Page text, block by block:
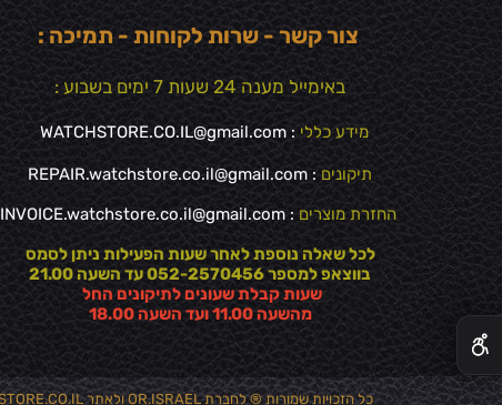
צור קשר - שרות לקוחות - תמיכה :
באימייל מענה 24 שעות 7 ימים בשבוע :
מידע כללי :
WATCHSTORE.CO.IL@gmail.com
תיקונים : REPAIR.watchstore.co.il@gmail.com
החזרת מוצרים:
INVOICE.watchstore.co.il@gmail.com
לכל שאלה נוספת לאחר שעות הפעילות ניתן לסמס
בווצאפ למספר 052-2570456 עד השעה 21.00
שעות קבלת שעונים לתיקונים החל
מהשעה 11.00 ועד השעה 18.00
כל הזכויות שמורות ® לחברת OR.ISRAEL ולאתר WATCHSTORE.CO.IL שיווק ויבוא מקביל לכל מותגי השעונים - אסור לחלוטין להעתיק לשכפל או להפיץ ללא אישור בכתב מהחברה ! 2012-2026 ® All Rights Reservd